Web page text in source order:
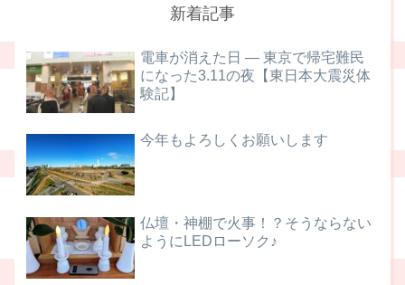
新着記事
電車が消えた日 ― 東京で帰宅難民
になった3.11の夜【東日本大震災体
験記】
今年もよろしくお願いします
仏壇・神棚で火事！？そうならない
ようにLEDローソク♪